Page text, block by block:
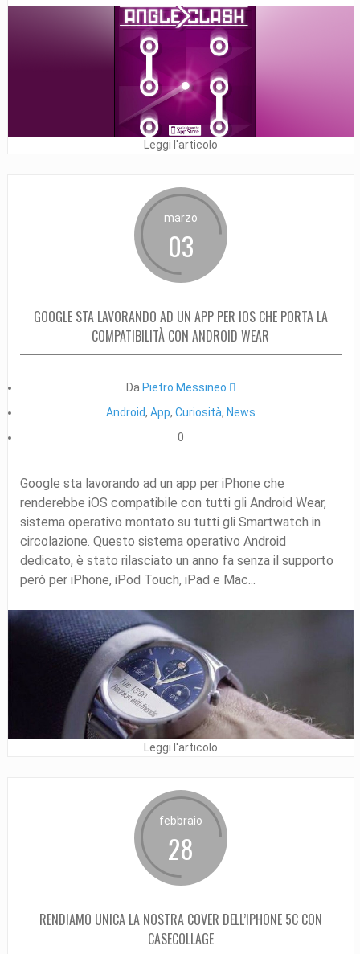
Leggi l'articolo
marzo
03
GOOGLE STA LAVORANDO AD UN APP PER IOS CHE PORTA LA
COMPATIBILITÀ CON ANDROID WEAR
Da Pietro Messineo 
Android, App, Curiosità, News
0
Google sta lavorando ad un app per iPhone che
renderebbe iOS compatibile con tutti gli Android Wear,
sistema operativo montato su tutti gli Smartwatch in
circolazione. Questo sistema operativo Android
dedicato, è stato rilasciato un anno fa senza il supporto
però per iPhone, iPod Touch, iPad e Mac...
Leggi l'articolo
febbraio
28
RENDIAMO UNICA LA NOSTRA COVER DELL’IPHONE 5C CON
CASECOLLAGE